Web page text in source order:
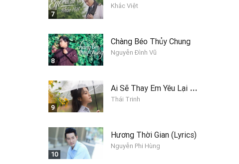
7
Khắc Việt
8
Chàng Béo Thủy Chung
Nguyễn Đình Vũ
9
A
i Sẽ Thay Em Yêu Lại Anh
Thái Trinh
10
Hương Thời Gian (Lyrics)
Nguyễn Phi Hùng